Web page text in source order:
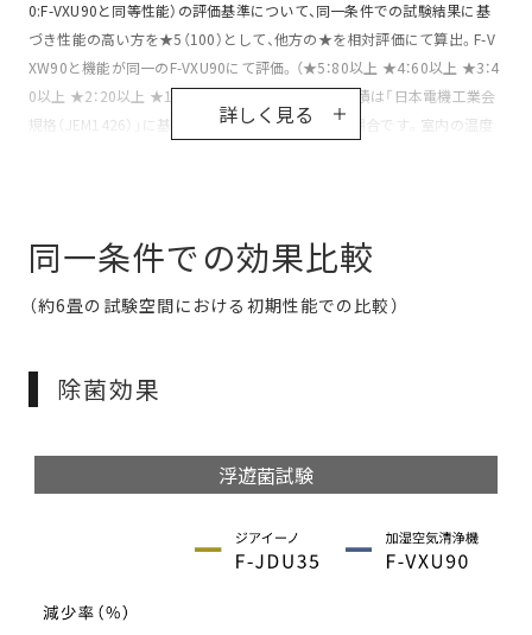
0:F-VXU90と同等性能）の評価基準について、同一条件での試験結果に基
づき性能の高い方を★5（100）として、他方の★を相対評価にて算出。F-V
XW90と機能が同一のF-VXU90にて評価。（★5：80以上 ★4：60以上 ★3：4
0以上 ★2：20以上 ★1：20未満）＊加湿量、適用床面積は「日本電機工業会
規格（JEM1426）」に基づく、室温20℃・湿度30％の場合です。室内の温度
詳しく見る
同一条件での効果比較
（約6畳の試験空間における初期性能での比較）
除菌効果
浮遊菌試験